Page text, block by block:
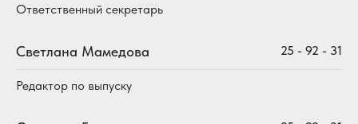
Ответственный секретарь
Светлана Мамедова 25 - 92 - 31
Редактор по выпуску